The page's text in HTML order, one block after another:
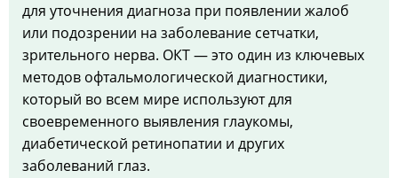
для уточнения диагноза при появлении жалоб
или подозрении на заболевание сетчатки,
зрительного нерва. ОКТ — это один из ключевых
методов офтальмологической диагностики,
который во всем мире используют для
своевременного выявления глаукомы,
диабетической ретинопатии и других
заболеваний глаз.